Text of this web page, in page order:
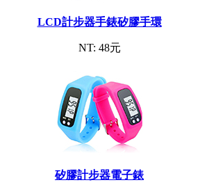
LCD計步器手錶矽膠手環
NT: 48元
矽膠計步器電子錶